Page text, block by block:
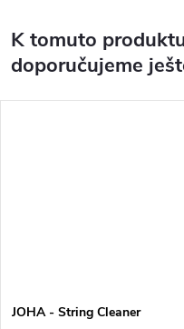
K tomuto
doporučujeme
JOHA - String Cleaner